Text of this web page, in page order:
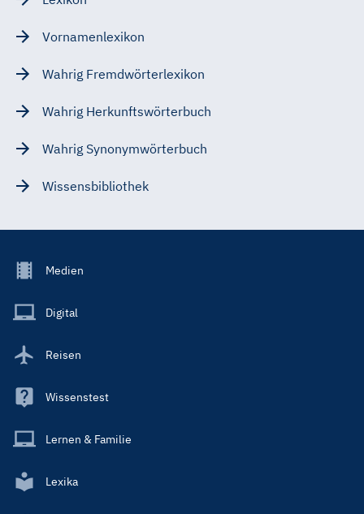
Vornamenlexikon
Wahrig Fremdwörterlexikon
Wahrig Herkunftswörterbuch
Wahrig Synonymwörterbuch
Wissensbibliothek
Footer
Main
Medien
Digital
Reisen
Wissenstest
Lernen & Familie
Lexika